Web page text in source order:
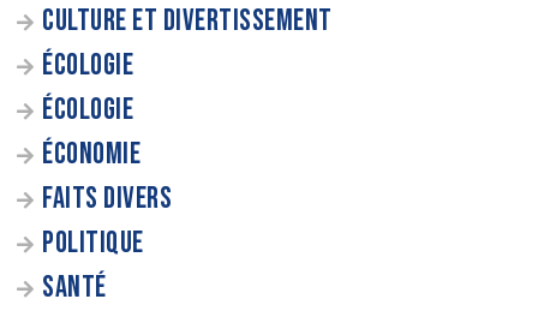
CULTURE ET DIVERTISSEMENT
ÉCOLOGIE
ÉCOLOGIE
ÉCONOMIE
FAITS DIVERS
POLITIQUE
SANTÉ